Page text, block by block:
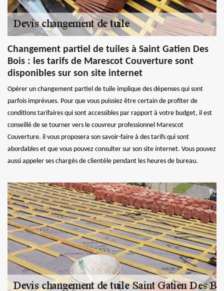
Changement partiel de tuiles à Saint Gatien Des
Bois : les tarifs de Marescot Couverture sont
disponibles sur son site internet
Opérer un changement partiel de tuile implique des dépenses qui sont
parfois imprévues. Pour que vous puissiez être certain de profiter de
conditions tarifaires qui sont accessibles par rapport à votre budget, il est
conseillé de se tourner vers le couvreur professionnel Marescot
Couverture. il vous proposera son savoir-faire à des tarifs qui sont
abordables et que vous pouvez consulter sur son site internet. Vous pouvez
aussi appeler ses chargés de clientèle pendant les heures de bureau.